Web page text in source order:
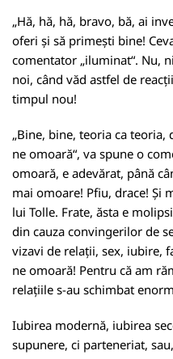
„Hă, hă, hă, bravo, bă, ai
oferi și să primești bine!
comentator „iluminat“. Nu,
noi, când văd astfel de
timpul nou!
„Bine, bine, teoria ca teoria,
ne omoară“, va spune o
omoară, e adevărat, până
mai omoare! Pfiu, drace! Și
lui Tolle. Frate, ăsta e
din cauza convingerilor de
vizavi de relații, sex, iubire,
ne omoară! Pentru că am
relațiile s-au schimbat
Iubirea modernă, iubirea
supunere, ci parteneriat,